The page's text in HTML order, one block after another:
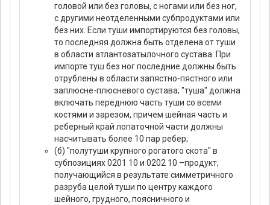
головой или без головы, с ногами или без ног,
с другими неотделенными субпродуктами или
без них. Если туши импортируются без головы,
то последняя должна быть отделена от туши
в области атлантозатылочного сустава. При
импорте туш без ног последние должны быть
отрублены в области запястно-пястного или
заплюсне-плюсневого сустава; "туша" должна
включать переднюю часть туши со всеми
костями и зарезом, причем шейная часть и
реберный край лопаточной части должны
насчитывать более 10 пар ребер;
(б) "полутуши крупного рогатого скота" в
субпозициях 0201 10 и 0202 10 –продукт,
получающийся в результате симметричного
разруба целой туши по центру каждого
шейного, грудного, поясничного и